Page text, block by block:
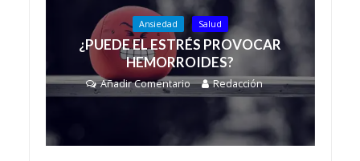
Ansiedad Salud
¿PUEDE EL ESTRÉS PROVOCAR
HEMORROIDES?
Añadir Comentario Redacción